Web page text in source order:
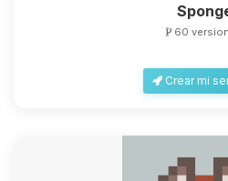
60
Crear mi